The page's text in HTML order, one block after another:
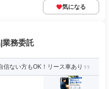
気になる
業務委託
信ない方もOK！リース車あり